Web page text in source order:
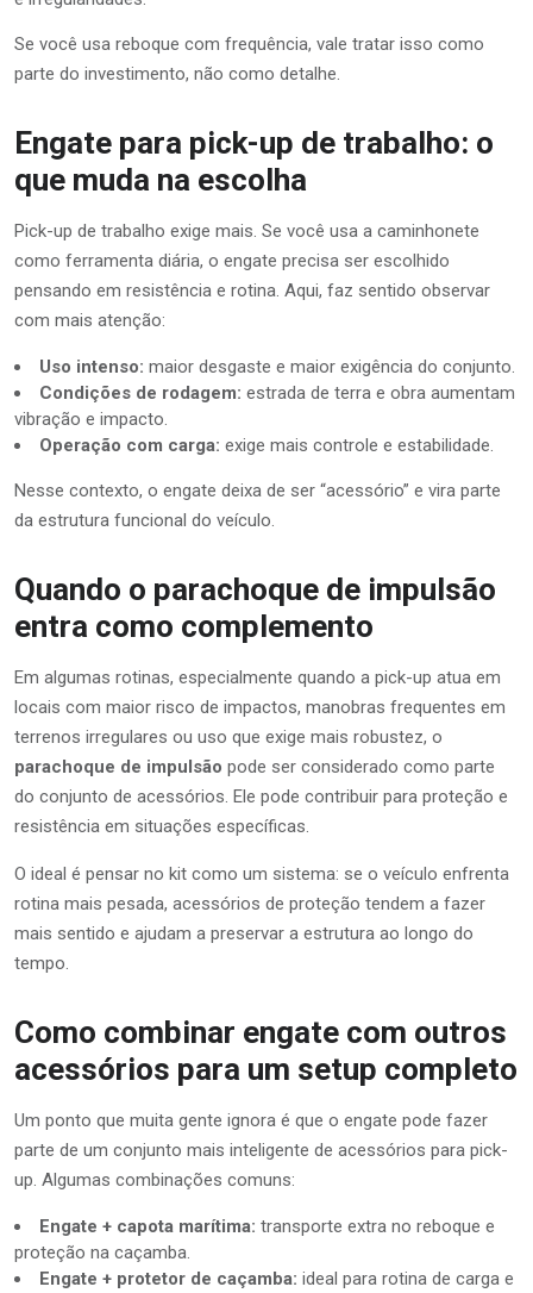
Se você usa reboque com frequência, vale tratar isso como
parte do investimento, não como detalhe.
Engate para pick-up de trabalho: o
que muda na escolha
Pick-up de trabalho exige mais. Se você usa a caminhonete
como ferramenta diária, o engate precisa ser escolhido
pensando em resistência e rotina. Aqui, faz sentido observar
com mais atenção:
Uso intenso: maior desgaste e maior exigência do conjunto.
Condições de rodagem: estrada de terra e obra aumentam
vibração e impacto.
Operação com carga: exige mais controle e estabilidade.
Nesse contexto, o engate deixa de ser “acessório” e vira parte
da estrutura funcional do veículo.
Quando o parachoque de impulsão
entra como complemento
Em algumas rotinas, especialmente quando a pick-up atua em
locais com maior risco de impactos, manobras frequentes em
terrenos irregulares ou uso que exige mais robustez, o
parachoque de impulsão pode ser considerado como parte
do conjunto de acessórios. Ele pode contribuir para proteção e
resistência em situações específicas.
O ideal é pensar no kit como um sistema: se o veículo enfrenta
rotina mais pesada, acessórios de proteção tendem a fazer
mais sentido e ajudam a preservar a estrutura ao longo do
tempo.
Como combinar engate com outros
acessórios para um setup completo
Um ponto que muita gente ignora é que o engate pode fazer
parte de um conjunto mais inteligente de acessórios para pick-
up. Algumas combinações comuns:
Engate + capota marítima: transporte extra no reboque e
proteção na caçamba.
Engate + protetor de caçamba: ideal para rotina de carga e